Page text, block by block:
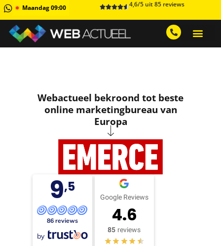
Maandag 09:00 4,6/5 uit 85 reviews
Webactueel bekroond tot beste
online marketingbureau van
Europa
9,5
86 reviews
by
Google Reviews
4.6
85 reviews